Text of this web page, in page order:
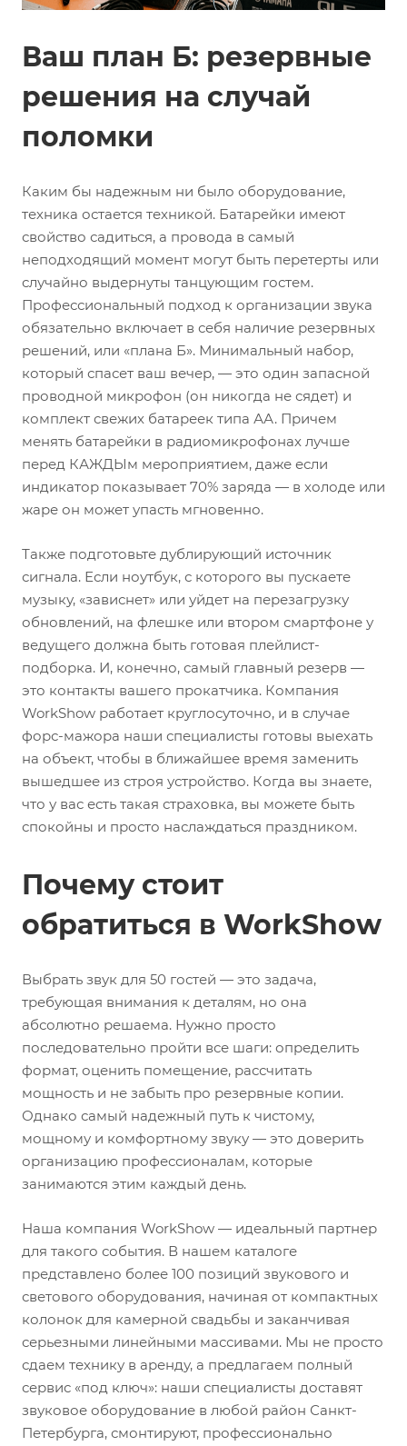
Ваш план Б: резервные
решения на случай
поломки
Каким бы надежным ни было оборудование,
техника остается техникой. Батарейки имеют
свойство садиться, а провода в самый
неподходящий момент могут быть перетерты или
случайно выдернуты танцующим гостем.
Профессиональный подход к организации звука
обязательно включает в себя наличие резервных
решений, или «плана Б». Минимальный набор,
который спасет ваш вечер, — это один запасной
проводной микрофон (он никогда не сядет) и
комплект свежих батареек типа АА. Причем
менять батарейки в радиомикрофонах лучше
перед КАЖДЫм мероприятием, даже если
индикатор показывает 70% заряда — в холоде или
жаре он может упасть мгновенно.
Также подготовьте дублирующий источник
сигнала. Если ноутбук, с которого вы пускаете
музыку, «зависнет» или уйдет на перезагрузку
обновлений, на флешке или втором смартфоне у
ведущего должна быть готовая плейлист-
подборка. И, конечно, самый главный резерв —
это контакты вашего прокатчика. Компания
WorkShow работает круглосуточно, и в случае
форс-мажора наши специалисты готовы выехать
на объект, чтобы в ближайшее время заменить
вышедшее из строя устройство. Когда вы знаете,
что у вас есть такая страховка, вы можете быть
спокойны и просто наслаждаться праздником.
Почему стоит
обратиться в WorkShow
Выбрать звук для 50 гостей — это задача,
требующая внимания к деталям, но она
абсолютно решаема. Нужно просто
последовательно пройти все шаги: определить
формат, оценить помещение, рассчитать
мощность и не забыть про резервные копии.
Однако самый надежный путь к чистому,
мощному и комфортному звуку — это доверить
организацию профессионалам, которые
занимаются этим каждый день.
Наша компания WorkShow — идеальный партнер
для такого события. В нашем каталоге
представлено более 100 позиций звукового и
светового оборудования, начиная от компактных
колонок для камерной свадьбы и заканчивая
серьезными линейными массивами. Мы не просто
сдаем технику в аренду, а предлагаем полный
сервис «под ключ»: наши специалисты доставят
звуковое оборудование в любой район Санкт-
Петербурга, смонтируют, профессионально